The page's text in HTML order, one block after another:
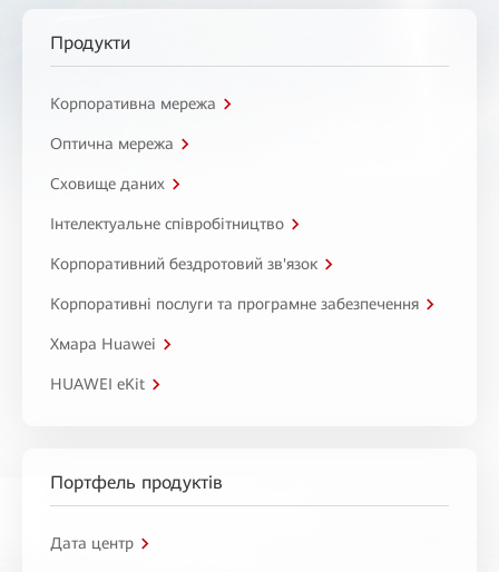
Продукти
Корпоративна мережа
Оптична мережа
Сховище даних
Інтелектуальне співробітництво
Корпоративний бездротовий зв'язок
Корпоративні послуги та програмне забезпечення
Хмара Huawei
HUAWEI eKit
Портфель продуктів
Дата центр